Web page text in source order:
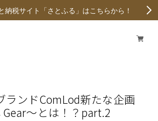
納税サイト「さとふる」はこちらから！
ランドComLod新たな企画
Gear～とは！？part.2